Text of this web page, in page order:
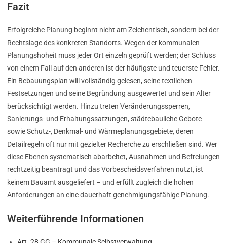
Fazit
Erfolgreiche Planung beginnt nicht am Zeichentisch, sondern bei der
Rechtslage des konkreten Standorts. Wegen der kommunalen
Planungshoheit muss jeder Ort einzeln geprüft werden; der Schluss
von einem Fall auf den anderen ist der häufigste und teuerste Fehler.
Ein Bebauungsplan will vollständig gelesen, seine textlichen
Festsetzungen und seine Begründung ausgewertet und sein Alter
berücksichtigt werden. Hinzu treten Veränderungssperren,
Sanierungs- und Erhaltungssatzungen, städtebauliche Gebote
sowie Schutz-, Denkmal- und Wärmeplanungsgebiete, deren
Detailregeln oft nur mit gezielter Recherche zu erschließen sind. Wer
diese Ebenen systematisch abarbeitet, Ausnahmen und Befreiungen
rechtzeitig beantragt und das Vorbescheidsverfahren nutzt, ist
keinem Bauamt ausgeliefert – und erfüllt zugleich die hohen
Anforderungen an eine dauerhaft genehmigungsfähige Planung.
Weiterführende Informationen